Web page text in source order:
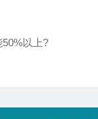
以上?